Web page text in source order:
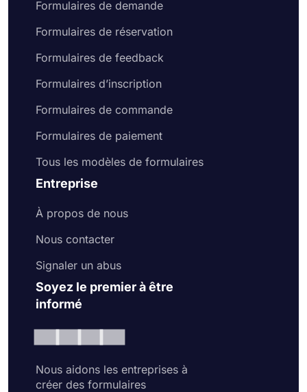
Formulaires de demande
Formulaires de réservation
Formulaires de feedback
Formulaires d’inscription
Formulaires de commande
Formulaires de paiement
Tous les modèles de formulaires
Entreprise
À propos de nous
Nous contacter
Signaler un abus
Soyez le premier à être
informé
Nous aidons les entreprises à
créer des formulaires